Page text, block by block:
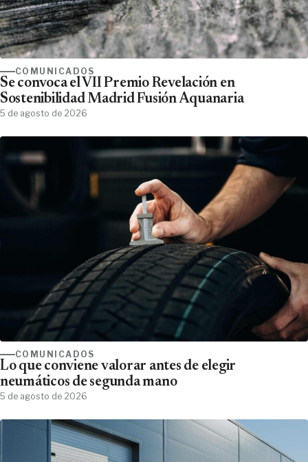
COMUNICADOS
Se convoca el VII Premio Revelación en
Sostenibilidad Madrid Fusión Aquanaria
5 de agosto de 2026
COMUNICADOS
Lo que conviene valorar antes de elegir
neumáticos de segunda mano
5 de agosto de 2026